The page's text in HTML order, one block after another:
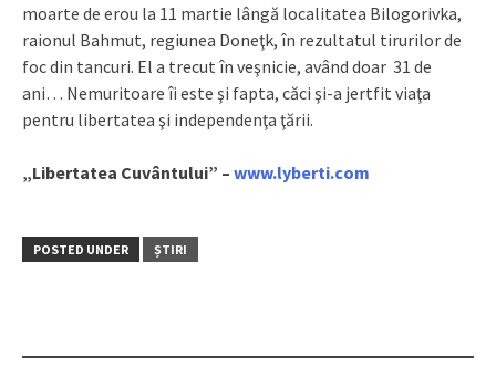
moarte de erou la 11 martie lângă localitatea Bilogorivka,
raionul Bahmut, regiunea Doneţk, în rezultatul tirurilor de
foc din tancuri. El a trecut în veşnicie, având doar 31 de
ani… Nemuritoare îi este şi fapta, căci şi-a jertfit viaţa
pentru libertatea şi independenţa ţării.
„Libertatea Cuvântului” – www.lyberti.com
POSTED UNDER ȘTIRI